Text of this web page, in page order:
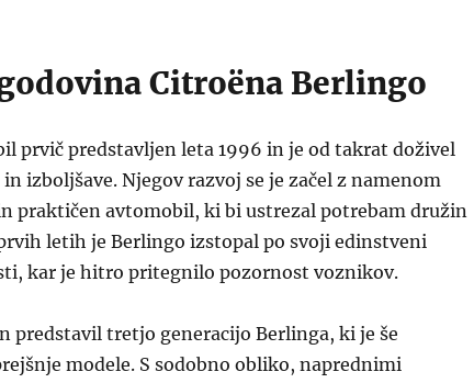
Citroëna Berlingo
prvič predstavljen leta 1996 in je od takrat doživel
izboljšave. Njegov razvoj se je začel z namenom
praktičen avtomobil, ki bi ustrezal potrebam družin
letih je Berlingo izstopal po svoji edinstveni
kar je hitro pritegnilo pozornost voznikov.
predstavil tretjo generacijo Berlinga, ki je še
modele. S sodobno obliko, naprednimi